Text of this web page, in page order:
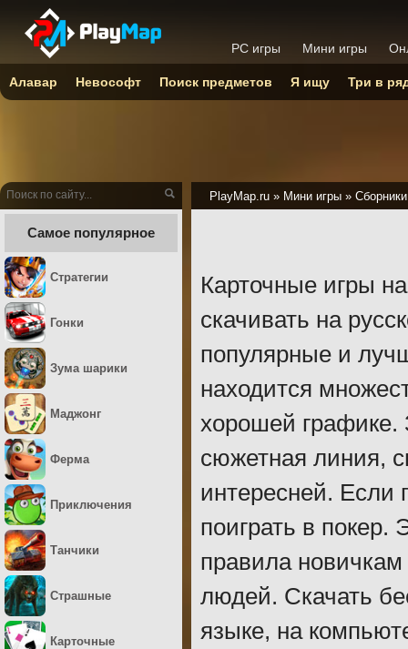
PlayMap.ru » Мини игры » Сборники
Карточные игры
скачивать на
популярные и
находится
хорошей графике.
сюжетная линия,
интересней. Если
поиграть в покер.
правила
людей. Скачать
языке, на
Самое популярное
Стратегии
Гонки
Зума шарики
Маджонг
Ферма
Приключения
Танчики
Страшные
Карточные
PC игры Мини игры
Алавар Невософт Поиск предметов Я ищу Три в